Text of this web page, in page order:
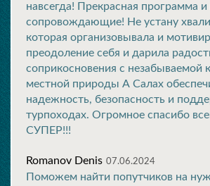
навсегда! Прекрасная программа
сопровождающие! Не устану
которая организовывала и
преодоление себя и дарила
соприкосновения с незабываемой
местной природы А Салах
надежность, безопасность и
турпоходах. Огромное спасибо
СУПЕР!!!
Romanov Denis 07.06.2024
Поможем найти попутчиков на